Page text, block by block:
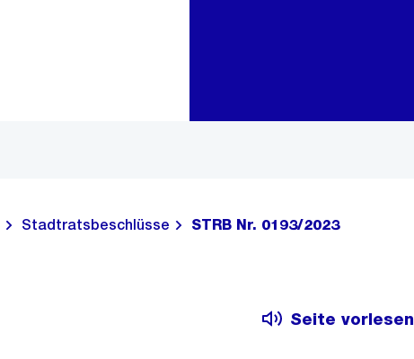
Stadtratsbeschlüsse STRB Nr. 0193/2023
Seite vorlesen